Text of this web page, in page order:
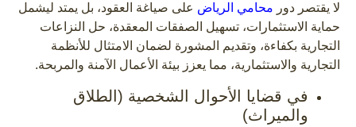
لا يقتصر دور محامي الرياض على صياغة العقود، بل يمتد ليشمل
حماية الاستثمارات، تسهيل الصفقات المعقدة، حل النزاعات
التجارية بكفاءة، وتقديم المشورة لضمان الامتثال للأنظمة
التجارية والاستثمارية، مما يعزز بيئة الأعمال الآمنة والمربحة.
في قضايا الأحوال الشخصية (الطلاق
والميراث)